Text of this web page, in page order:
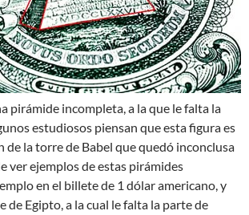
pirámide incompleta, a la que le falta la
estudiosos piensan que esta figura es
de la torre de Babel que quedó inconclusa
ver ejemplos de estas pirámides
en el billete de 1 dólar americano, y
de Egipto, a la cual le falta la parte de